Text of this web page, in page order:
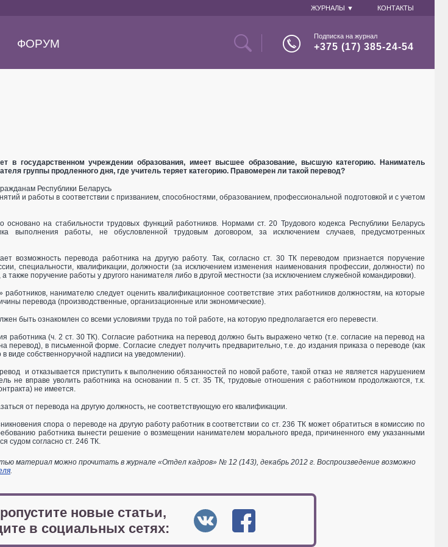
ЖУРНАЛЫ ▼ КОНТАКТЫ
ФОРУМ
Подписка на журнал
+375 (17) 385-24-54
в государственном учреждении образования, имеет высшее образование, высшую категорию. Наниматель
группы продленного дня, где учитель теряет категорию. Правомерен ли такой перевод?
Республики Беларусь
и работы в соответствии с призванием, способностями, образованием, профессиональной подготовкой и с учетом
основано на стабильности трудовых функций работников. Нормами ст. 20 Трудового кодекса Республики Беларусь
выполнения работы, не обусловленной трудовым договором, за исключением случаев, предусмотренных
возможность перевода работника на другую работу. Так, согласно ст. 30 ТК переводом признается поручение
специальности, квалификации, должности (за исключением изменения наименования профессии, должности) по
также поручение работы у другого нанимателя либо в другой местности (за исключением служебной командировки).
нанимателю следует оценить квалификационное соответствие этих работников должностям, на которые
перевода (производственные, организационные или экономические).
быть ознакомлен со всеми условиями труда по той работе, на которую предполагается его перевести.
работника (ч. 2 ст. 30 ТК). Согласие работника на перевод должно быть выражено четко (т.е. согласие на перевод на
перевод), в письменной форме. Согласие следует получить предварительно, т.е. до издания приказа о переводе (как
виде собственноручной надписи на уведомлении).
и отказывается приступить к выполнению обязанностей по новой работе, такой отказ не является нарушением
не вправе уволить работника на основании п. 5 ст. 35 ТК, трудовые отношения с работником продолжаются, т.к.
не имеется.
от перевода на другую должность, не соответствующую его квалификации.
спора о переводе на другую работу работник в соответствии со ст. 236 ТК может обратиться в комиссию по
работника вынести решение о возмещении нанимателем морального вреда, причиненного ему указанными
судом согласно ст. 246 ТК.
материал можно прочитать в журнале «Отдел кадров» № 12 (143), декабрь 2012 г. Воспроизведение возможно
.
новые статьи,
в социальных сетях: